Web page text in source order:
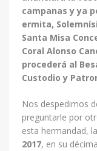
campanas y ya
ermita,
Santa Misa
Coral Alonso
procederá al
Custodio y
Nos despedimos
preguntarle por
esta hermandad, la
2017, en su